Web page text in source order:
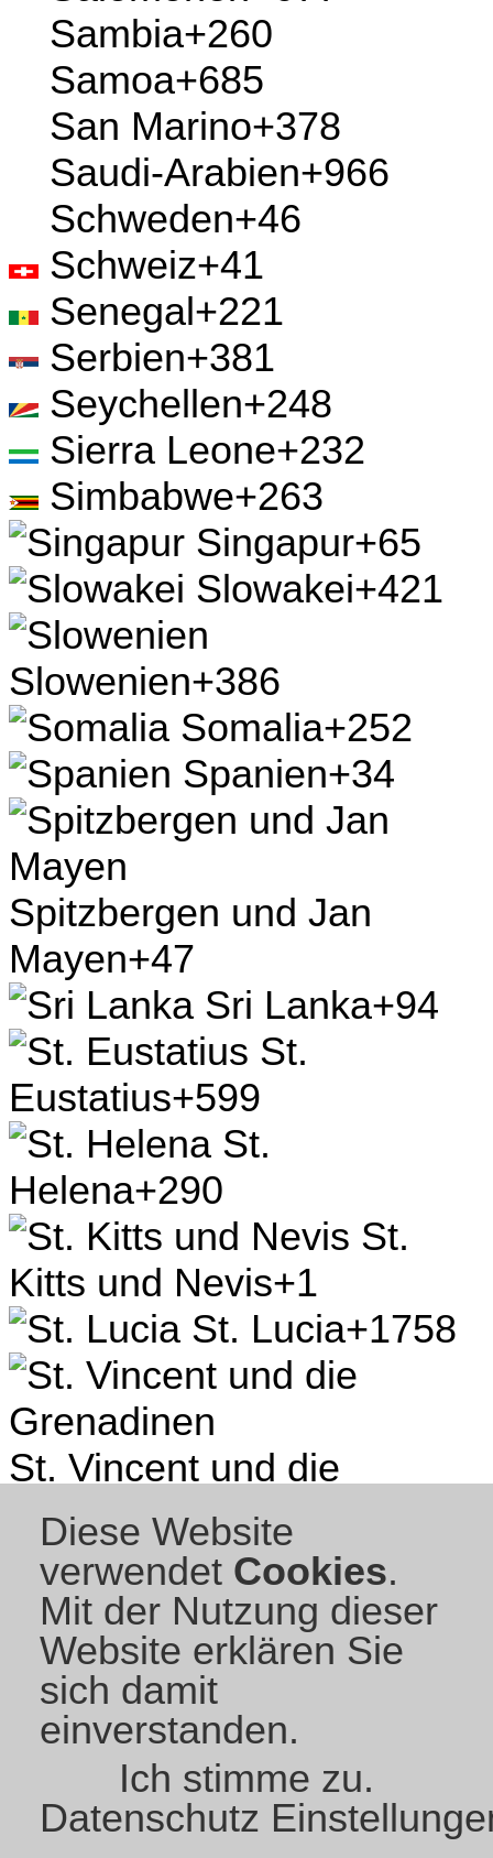
Peru+51
Philippinen+63
Pitcairn+870
Polen+48
Portugal+351
Puerto Rico+1
Qatar+974
Republik Moldau
Ruanda+250
Rumänien+40
Russische Föderation
Saba+599
Saint Pierre und
Miquelon+508
Salomonen+677
Sambia+260
Samoa +685
San Marino+378
Saudi-Arabien
Schweden+46
Schweiz
Senegal +221
Serbien+381
Seychellen+248
Sierra Leone
Simbabwe
Singapur +65
Slowakei
Slowenien+386
Somalia
Spanien+34
Spitzbergen und Jan
Mayen+47
Sri Lanka
St.
Eustatius +599
St.
Diese Website
verwendet Cookies.
Mit der Nutzung dieser
Website erklären Sie
sich damit
einverstanden.
Ich stimme zu.
Datenschutz